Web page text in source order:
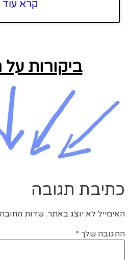
קרא עוד
ביקורות
כתיבת תגובה
האימייל לא יוצג באתר.שדות
התגובה שלך *